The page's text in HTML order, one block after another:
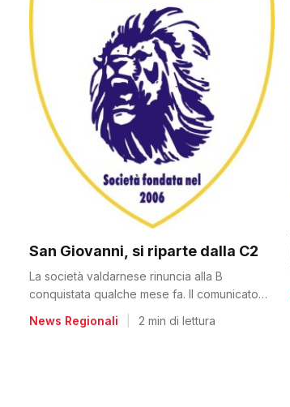
San Giovanni, si riparte dalla C2
La società valdarnese rinuncia alla B
conquistata qualche mese fa. Il comunicato
News Regionali 2 min di lettura